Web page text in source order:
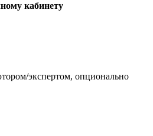
кабинету
экспертом, опционально